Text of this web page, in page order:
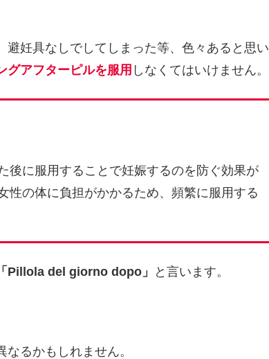
妊具なしでしてしまった等、色々あると思い
グアフターピルを服用 しなくてはいけません。
後に服用することで妊娠するのを防ぐ効果が
性の体に負担がかかるため、頻繁に服用する
「Pillola del giorno dopo」 と言います。
るかもしれません。